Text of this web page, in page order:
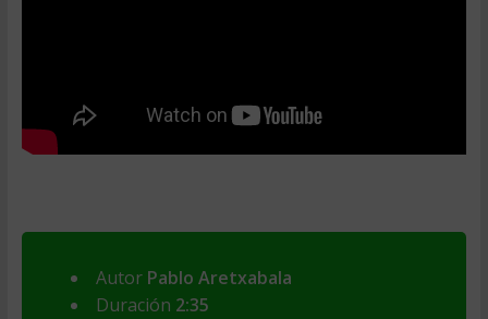
Autor Pablo Aretxabala
Duración 2:35